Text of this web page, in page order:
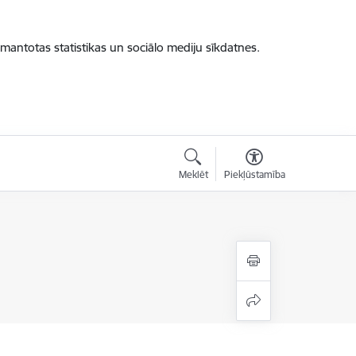
statistikas un sociālo mediju sīkdatnes.
Meklēt Piekļūstamība